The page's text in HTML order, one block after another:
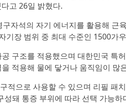
고 26일 밝혔다.
자석의 자기 에너지를 활용해
기장 범위 중 최대 수준인 1500가
구조를 적용했으며 대한민국 특
적용해 물에 닿거나 움직임이 많
적으로 사용할 수 있으며 리필 패
성돼 통증 부위에 따라 선택 가능